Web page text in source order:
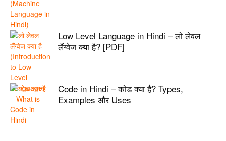
Low Level Language in Hindi – लो लेवल
लैंग्वेज क्या है? [PDF]
Code in Hindi – कोड क्या है? Types,
Examples और Uses